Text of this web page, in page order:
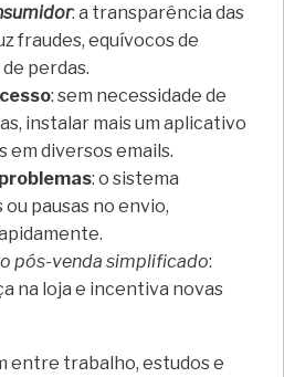
: a transparência das
fraudes, equívocos de
perdas.
: sem necessidade de
instalar mais um aplicativo
em diversos emails.
: o sistema
pausas no envio,
pós-venda simplificado:
na loja e incentiva novas
entre trabalho, estudos e